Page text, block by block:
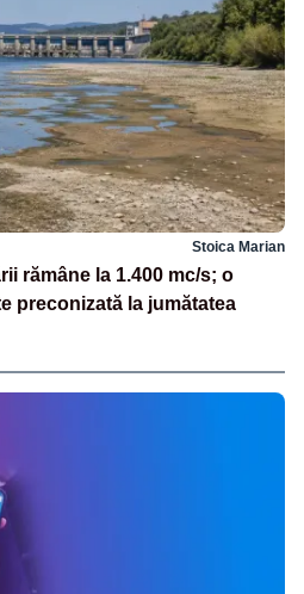
Stoica Marian
rămâne la 1.400 mc/s; o
preconizată la jumătatea